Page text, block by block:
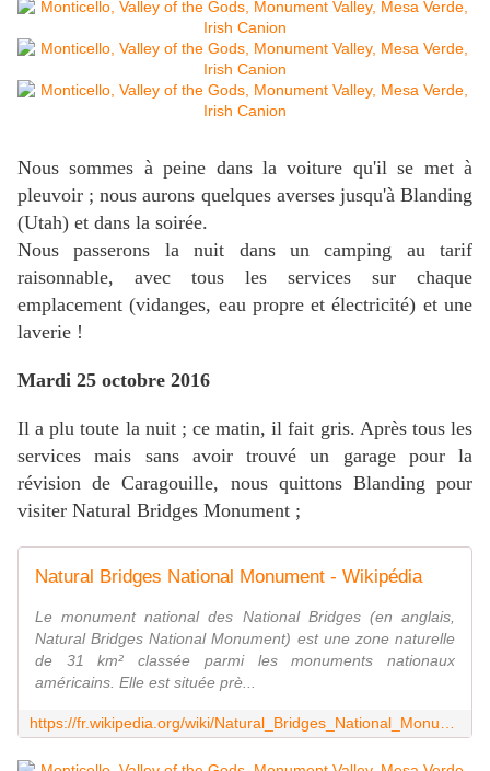
Nous sommes à peine dans la voiture qu'il se met à
pleuvoir ; nous aurons quelques averses jusqu'à Blanding
(Utah) et dans la soirée.
Nous passerons la nuit dans un camping au tarif
raisonnable, avec tous les services sur chaque
emplacement (vidanges, eau propre et électricité) et une
laverie !
Mardi 25 octobre 2016
Il a plu toute la nuit ; ce matin, il fait gris. Après tous les
services mais sans avoir trouvé un garage pour la
révision de Caragouille, nous quittons Blanding pour
visiter Natural Bridges Monument ;
Natural Bridges National Monument - Wikipédia
Le monument national des National Bridges (en anglais,
Natural Bridges National Monument) est une zone naturelle
de 31 km² classée parmi les monuments nationaux
américains. Elle est située prè...